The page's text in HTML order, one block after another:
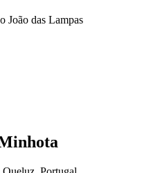
João das Lampas